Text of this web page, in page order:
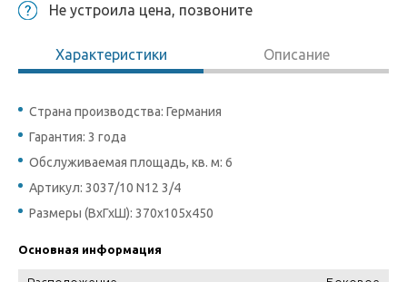
Не устроила цена, позвоните
Характеристики Описание
Страна производства: Германия
Гарантия: 3 года
Обслуживаемая площадь, кв. м: 6
Артикул: 3037/10 N12 3/4
Размеры (ВхГхШ): 370х105х450
Основная информация